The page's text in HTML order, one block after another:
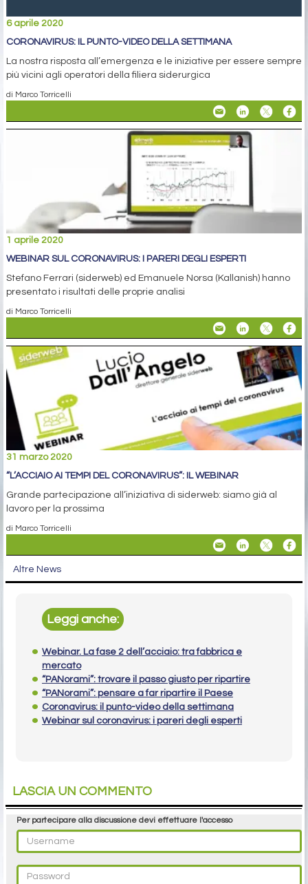
6 aprile 2020
CORONAVIRUS: IL PUNTO-VIDEO DELLA SETTIMANA
La nostra risposta all’emergenza e le iniziative per essere sempre
più vicini agli operatori della filiera siderurgica
di Marco Torricelli
1 aprile 2020
WEBINAR SUL CORONAVIRUS: I PARERI DEGLI ESPERTI
Stefano Ferrari (siderweb) ed Emanuele Norsa (Kallanish) hanno
presentato i risultati delle proprie analisi
di Marco Torricelli
31 marzo 2020
“L’ACCIAIO AI TEMPI DEL CORONAVIRUS”: IL WEBINAR
Grande partecipazione all’iniziativa di siderweb: siamo già al
lavoro per la prossima
di Marco Torricelli
Altre News
Leggi anche:
Webinar. La fase 2 dell’acciaio: tra fabbrica e
mercato
“PANorami”: trovare il passo giusto per ripartire
“PANorami”: pensare a far ripartire il Paese
Coronavirus: il punto-video della settimana
Webinar sul coronavirus: i pareri degli esperti
LASCIA UN COMMENTO
Per partecipare alla discussione devi effettuare l'accesso